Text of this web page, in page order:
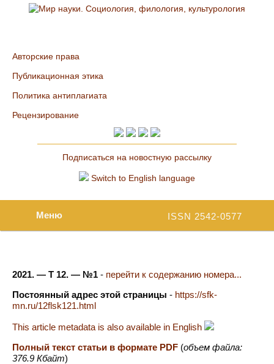
Авторские права
Публикационная этика
Политика антиплагиата
Рецензирование
Подписаться на новостную рассылку
Switch to English language
ISSN 2542-0577
Меню
2021. — Т 12. — №1 - перейти к содержанию номера...
Постоянный адрес этой страницы - https://sfk-
mn.ru/12flsk121.html
This article metadata is also available in English
Полный текст статьи в формате PDF (объем файла:
376.9 Кбайт)